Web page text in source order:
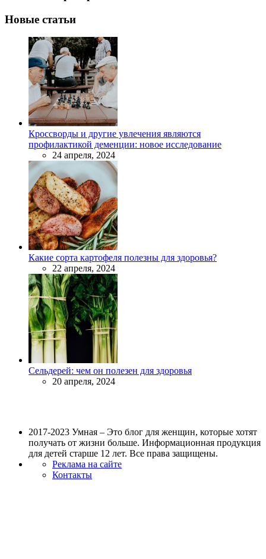
Новые статьи
Кроссворды и другие увлечения являются
профилактикой деменции: новое исследование
24 апреля, 2024
Какие сорта картофеля полезны для здоровья?
22 апреля, 2024
Сельдерей: чем он полезен для здоровья
20 апреля, 2024
2017-2023 Умная – Это блог для женщин, которые хотят
получать от жизни больше. Информационная продукция
для детей старше 12 лет. Все права защищены.
Реклама на сайте
Контакты